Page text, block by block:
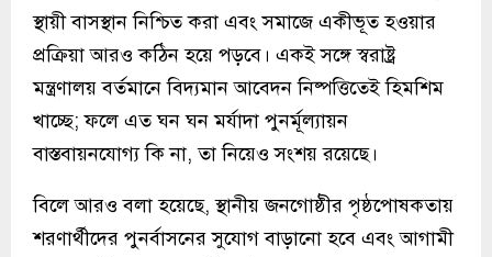
স্থায়ী বাসস্থান নিশ্চিত করা এবং সমাজে একীভূত হওয়ার
প্রক্রিয়া আরও কঠিন হয়ে পড়বে। একই সঙ্গে স্বরাষ্ট্র
মন্ত্রণালয় বর্তমানে বিদ্যমান আবেদন নিষ্পত্তিতেই হিমশিম
খাচ্ছে; ফলে এত ঘন ঘন মর্যাদা পুনর্মূল্যায়ন
বাস্তবায়নযোগ্য কি না, তা নিয়েও সংশয় রয়েছে।
বিলে আরও বলা হয়েছে, স্থানীয় জনগোষ্ঠীর পৃষ্ঠপোষকতায়
শরণার্থীদের পুনর্বাসনের সুযোগ বাড়ানো হবে এবং আগামী